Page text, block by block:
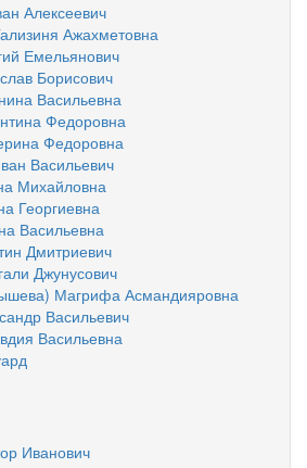
Алексеевич
Ажахметовна
Емельянович
Борисович
Васильевна
Федоровна
Федоровна
Васильевич
Михайловна
Георгиевна
Васильевна
Дмитриевич
Джунусович
Магрифа Асмандияровна
Васильевич
Васильевна
Иванович